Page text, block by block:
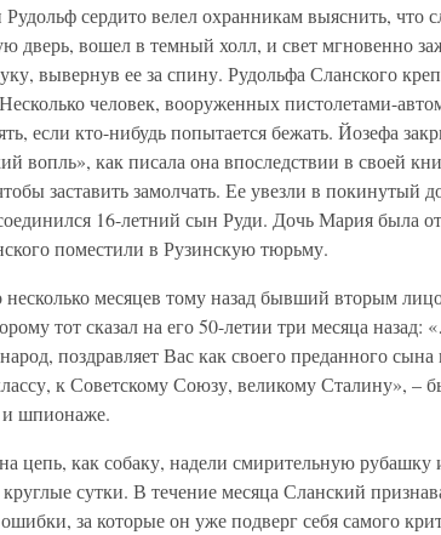
Рудольф сердито велел охранникам выяснить, что
дверь, вошел в темный холл, и свет мгновенно
вывернув ее за спину. Рудольфа Сланского
человек, вооруженных пистолетами-
если кто-нибудь попытается бежать. Йозефа
вопль», как писала она впоследствии в своей
заставить замолчать. Ее увезли в покинутый
16-летний сын Руди. Дочь Мария была
поместили в Рузинскую тюрьму.
несколько месяцев тому назад бывший вторым
тот сказал на его 50-летии три месяца
поздравляет Вас как своего преданного
к Советскому Союзу, великому Сталину», –
и шпионаже.
цепь, как собаку, надели смирительную
сутки. В течение месяца Сланский
за которые он уже подверг себя самого